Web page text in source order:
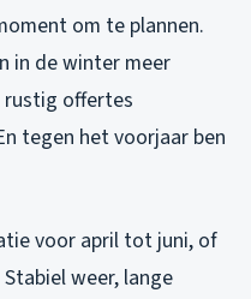
om te plannen.
in de winter meer
rustig offertes
tegen het voorjaar ben
voor april tot juni, of
weer, lange